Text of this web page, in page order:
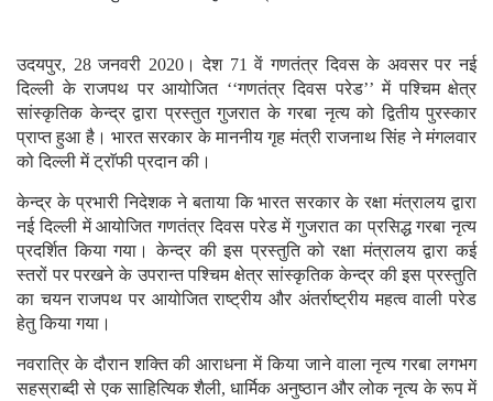
उदयपुर, 28 जनवरी 2020। देश 71 वें गणतंत्र दिवस के अवसर पर नई
दिल्ली के राजपथ पर आयोजित ‘‘गणतंत्र दिवस परेड’’ में पश्चिम क्षेत्र
सांस्कृतिक केन्द्र द्वारा प्रस्तुत गुजरात के गरबा नृत्य को द्वितीय पुरस्कार
प्राप्त हुआ है। भारत सरकार के माननीय गृह मंत्री राजनाथ सिंह ने मंगलवार
को दिल्ली में ट्राॅफी प्रदान की।
केन्द्र के प्रभारी निदेशक ने बताया कि भारत सरकार के रक्षा मंत्रालय द्वारा
नई दिल्ली में आयोजित गणतंत्र दिवस परेड में गुजरात का प्रसिद्ध गरबा नृत्य
प्रदर्शित किया गया। केन्द्र की इस प्रस्तुति को रक्षा मंत्रालय द्वारा कई
स्तरों पर परखने के उपरान्त पश्चिम क्षेत्र सांस्कृतिक केन्द्र की इस प्रस्तुति
का चयन राजपथ पर आयोजित राष्ट्रीय और अंतर्राष्ट्रीय महत्व वाली परेड
हेतु किया गया।
नवरात्रि के दौरान शक्ति की आराधना में किया जाने वाला नृत्य गरबा लगभग
सहस्राब्दी से एक साहित्यिक शैली, धार्मिक अनुष्ठान और लोक नृत्य के रूप में